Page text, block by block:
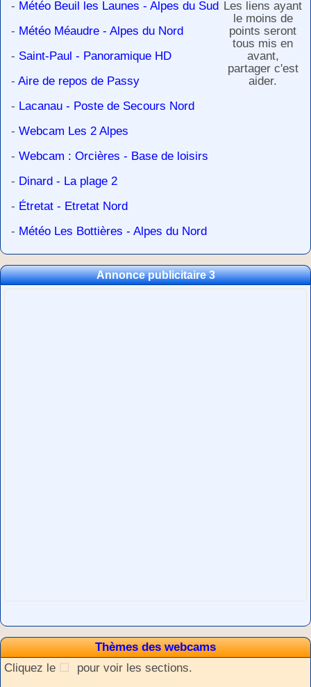
- Météo Beuil les Launes - Alpes du Sud
- Météo Méaudre - Alpes du Nord
- Saint-Paul - Panoramique HD
- Aire de repos de Passy
- Lacanau - Poste de Secours Nord
- Webcam Les 2 Alpes
- Webcam : Orcières - Base de loisirs
- Dinard - La plage 2
- Étretat - Etretat Nord
- Météo Les Bottières - Alpes du Nord
Les liens ayant
le moins de
points seront
tous mis en
avant,
partager c'est
aider.
Annonce publicitaire 3
Thèmes des webcams
Cliquez le
pour voir les sections.